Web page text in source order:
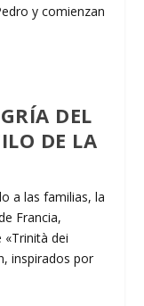
y comienzan
DEL
DE LA
a las familias, la
Francia,
dei
inspirados por